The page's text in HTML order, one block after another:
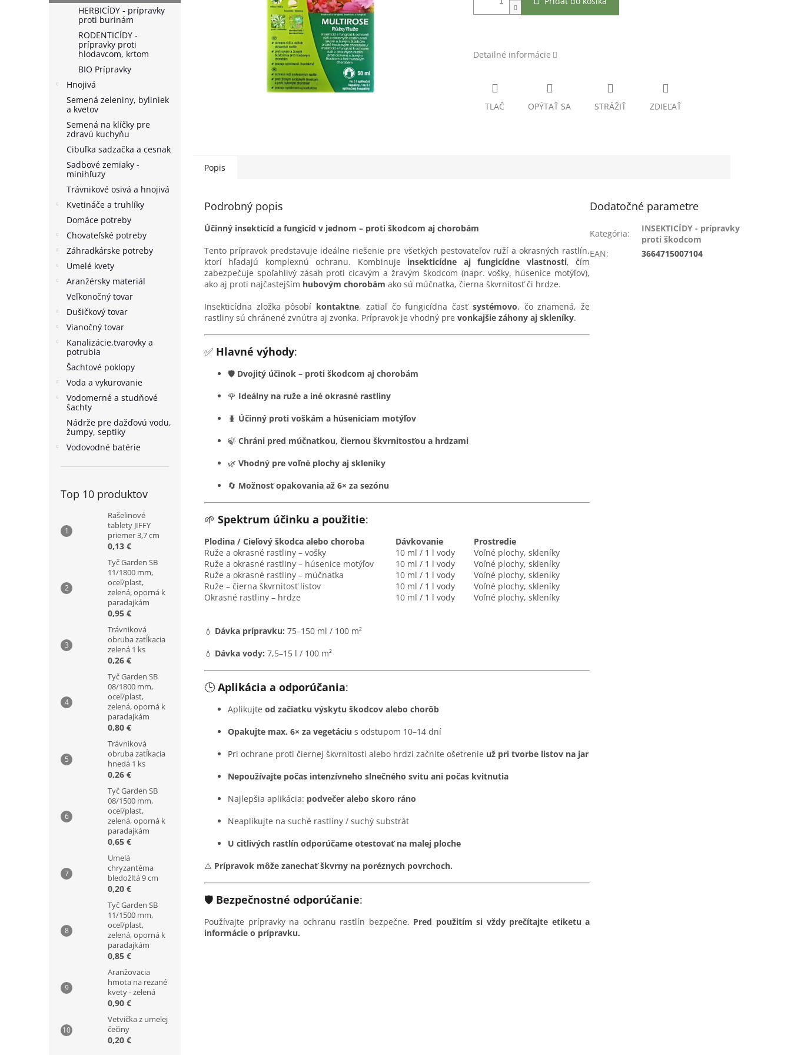
HERBICÍDY - prípravky
proti burinám
RODENTICÍDY -
prípravky proti
hlodavcom, krtom
BIO Prípravky
Hnojivá
Semená zeleniny, byliniek
a kvetov
Semená na klíčky pre
zdravú kuchyňu
Cibuľka sadzačka a cesnak
Sadbové zemiaky -
minihľuzy
Trávnikové osivá a hnojivá
Kvetináče a truhlíky
Domáce potreby
Chovateľské potreby
Záhradkárske potreby
Umelé kvety
Aranžérsky materiál
Veľkonočný tovar
Dušičkový tovar
Vianočný tovar
Kanalizácie,tvarovky a
potrubia
Šachtové poklopy
Voda a vykurovanie
Vodomerné a studňové
šachty
Nádrže pre dažďovú vodu,
žumpy, septiky
Vodovodné batérie
Top 10 produktov
Rašelinové
tablety JIFFY
priemer 3,7 cm
0,13 €
Tyč Garden SB
11/1800 mm,
oceľ/plast,
zelená, oporná k
paradajkám
0,95 €
Trávniková
obruba zatĺkacia
zelená 1 ks
0,26 €
Tyč Garden SB
08/1800 mm,
oceľ/plast,
zelená, oporná k
paradajkám
0,80 €
Trávniková
obruba zatĺkacia
hnedá 1 ks
0,26 €
Tyč Garden SB
08/1500 mm,
oceľ/plast,
zelená, oporná k
paradajkám
0,65 €
Umelá
chryzantéma
bledožltá 9 cm
0,20 €
Tyč Garden SB
11/1500 mm,
oceľ/plast,
zelená, oporná k
paradajkám
0,85 €
Aranžovacia
hmota na rezané
kvety - zelená
0,90 €
Vetvička z umelej
čečiny
0,20 €
Detailné informácie
TLAČ OPÝTAŤ SA STRÁŽIŤ ZDIEĽAŤ
Popis
Podrobný popis
Účinný insekticíd a fungicíd v jednom – proti škodcom aj chorobám
Tento prípravok predstavuje ideálne riešenie pre všetkých pestovateľov ruží a okrasných rastlín,
ktorí hľadajú komplexnú ochranu. Kombinuje insekticídne aj fungicídne vlastnosti, čím
zabezpečuje spoľahlivý zásah proti cicavým a žravým škodcom (napr. vošky, húsenice motýľov),
ako aj proti najčastejším hubovým chorobám ako sú múčnatka, čierna škvrnitosť či hrdze.
Insekticídna zložka pôsobí kontaktne, zatiaľ čo fungicídna časť systémovo, čo znamená, že
rastliny sú chránené zvnútra aj zvonka. Prípravok je vhodný pre vonkajšie záhony aj skleníky.
✅ Hlavné výhody:
🛡️ Dvojitý účinok – proti škodcom aj chorobám
🌹 Ideálny na ruže a iné okrasné rastliny
🐛 Účinný proti voškám a húseniciam motýľov
🍃 Chráni pred múčnatkou, čiernou škvrnitosťou a hrdzami
🌿 Vhodný pre voľné plochy aj skleníky
🔄 Možnosť opakovania až 6× za sezónu
🌱 Spektrum účinku a použitie:
Plodina / Cieľový škodca alebo choroba Dávkovanie
Prostredie
Ruže a okrasné rastliny – vošky
10 ml / 1 l vody
Voľné plochy, skleníky
Ruže a okrasné rastliny – húsenice motýľov
10 ml / 1 l vody
Voľné plochy, skleníky
Ruže a okrasné rastliny – múčnatka
10 ml / 1 l vody
Voľné plochy, skleníky
Ruže – čierna škvrnitosť listov
10 ml / 1 l vody
Voľné plochy, skleníky
Okrasné rastliny – hrdze
10 ml / 1 l vody Voľné plochy, skleníky
💧 Dávka prípravku: 75–150 ml / 100 m²
💧 Dávka vody: 7,5–15 l / 100 m²
🕒Aplikácia a odporúčania:
Aplikujte od začiatku výskytu škodcov alebo chorôb
Opakujte max. 6× za vegetáciu s odstupom 10–14 dní
Pri ochrane proti čiernej škvrnitosti alebo hrdzi začnite ošetrenie už pri tvorbe listov na jar
Nepoužívajte počas intenzívneho slnečného svitu ani počas kvitnutia
Najlepšia aplikácia: podvečer alebo skoro ráno
Neaplikujte na suché rastliny / suchý substrát
U citlivých rastlín odporúčame otestovať na malej ploche
⚠️ Prípravok môže zanechať škvrny na poréznych povrchoch.
🛡️ Bezpečnostné odporúčanie:
Používajte prípravky na ochranu rastlín bezpečne. Pred použitím si vždy prečítajte etiketu a
informácie o prípravku.
Dodatočné parametre
Kategória:
INSEKTICÍDY - prípravky
proti škodcom
EAN: 3664715007104